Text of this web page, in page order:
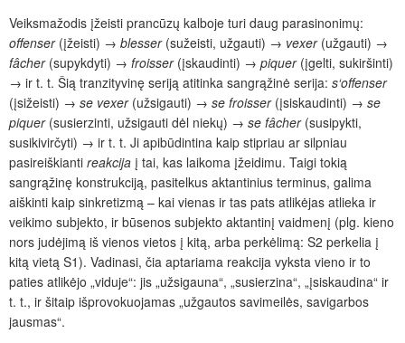
Veiksmažodis įžeisti prancūzų kalboje turi daug parasinonimų:
offenser (įžeisti) → blesser (sužeisti, užgauti) → vexer (užgauti) →
fâcher (supykdyti) → froisser (įskaudinti) → piquer (įgelti, sukiršinti)
→ ir t. t. Šią tranzityvinę seriją atitinka sangrąžinė serija: s‘offenser
(įsižeisti) → se vexer (užsigauti) → se froisser (įsiskaudinti) → se
piquer(susierzinti, užsigauti dėl niekų) → se fâcher(susipykti,
susikivirčyti) → ir t. t. Ji apibūdintina kaip stipriau ar silpniau
pasireiškianti reakcija į tai, kas laikoma įžeidimu. Taigi tokią
sangrąžinę konstrukciją, pasitelkus aktantinius terminus, galima
aiškinti kaip sinkretizmą – kai vienas ir tas pats atlikėjas atlieka ir
veikimo subjekto, ir būsenos subjekto aktantinį vaidmenį (plg. kieno
nors judėjimą iš vienos vietos į kitą, arba perkėlimą: S2 perkelia į
kitą vietą S1). Vadinasi, čia aptariama reakcija vyksta vieno ir to
paties atlikėjo „viduje“: jis „užsigauna“, „susierzina“, „įsiskaudina“ ir
t. t., ir šitaip išprovokuojamas „užgautos savimeilės, savigarbos
jausmas“.